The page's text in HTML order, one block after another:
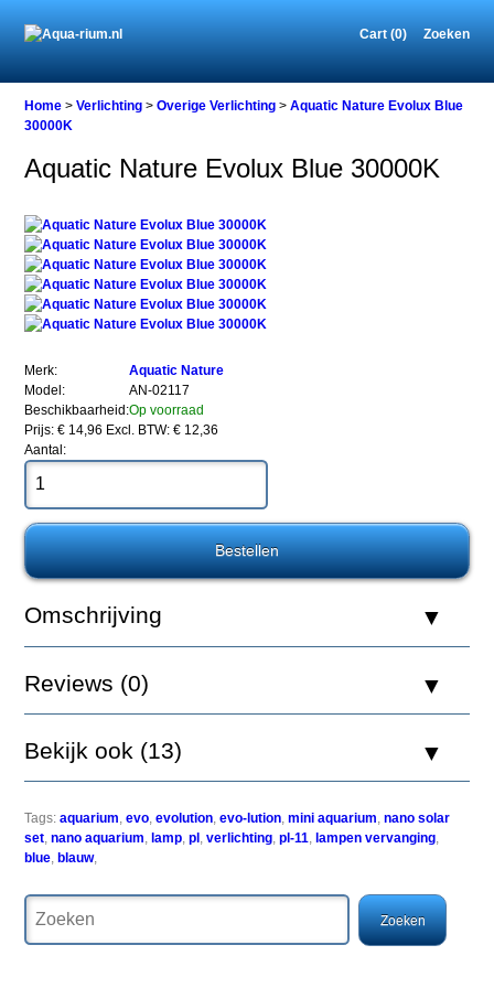
Cart (0) Zoeken
Home
Verlichting
Verlichting
Aquatic
Nature
Evolux
Blue
30000K
Aquatic
Nature
30000K
De
Evolution
bevat
PL
lampen
van
het
Evolux.
Deze
Home >Verlichting >Overige Verlichting >Aquatic Nature Evolux Blue
30000K
Aquatic Nature Evolux Blue 30000K
Merk:
Aquatic Nature
Model:
AN-02117
Beschikbaarheid:Op voorraad
Prijs: € 14,96 Excl. BTW: € 12,36
Aantal:
Omschrijving
Reviews (0)
Bekijk ook (13)
Tags: aquarium,evo,evolution,evo-lution,mini aquarium,nano solar
set,nano aquarium, lamp,pl ,verlichting,pl-11, lampen vervanging,
blue, blauw,